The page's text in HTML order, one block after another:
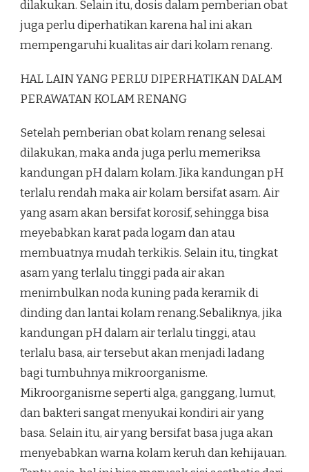
dilakukan. Selain itu, dosis dalam pemberian obat
juga perlu diperhatikan karena hal ini akan
mempengaruhi kualitas air dari kolam renang.
HAL LAIN YANG PERLU DIPERHATIKAN DALAM
PERAWATAN KOLAM RENANG
Setelah pemberian obat kolam renang selesai
dilakukan, maka anda juga perlu memeriksa
kandungan pH dalam kolam. Jika kandungan pH
terlalu rendah maka air kolam bersifat asam. Air
yang asam akan bersifat korosif, sehingga bisa
meyebabkan karat pada logam dan atau
membuatnya mudah terkikis. Selain itu, tingkat
asam yang terlalu tinggi pada air akan
menimbulkan noda kuning pada keramik di
dinding dan lantai kolam renang.Sebaliknya, jika
kandungan pH dalam air terlalu tinggi, atau
terlalu basa, air tersebut akan menjadi ladang
bagi tumbuhnya mikroorganisme.
Mikroorganisme seperti alga, ganggang, lumut,
dan bakteri sangat menyukai kondiri air yang
basa. Selain itu, air yang bersifat basa juga akan
menyebabkan warna kolam keruh dan kehijauan.